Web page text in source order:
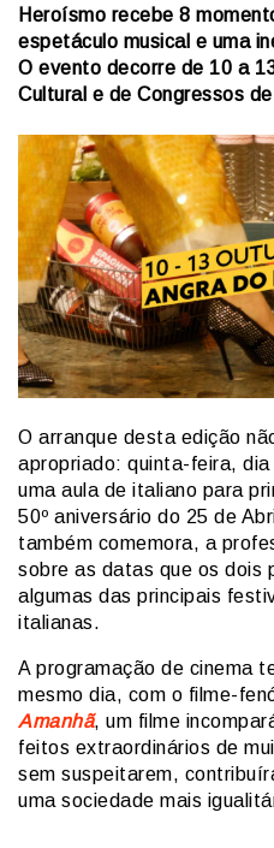
Heroísmo recebe 8
espetáculo musical e uma
O evento decorre de 10 a
Cultural e de Congressos
O arranque desta edição
apropriado: quinta-feira,
uma aula de italiano para
50º aniversário do 25 de
também comemora, a
sobre as datas que os dois
algumas das principais
italianas.
A programação de cinema
mesmo dia, com o filme-
Amanhã, um filme
feitos extraordinários de
sem suspeitarem,
uma sociedade mais